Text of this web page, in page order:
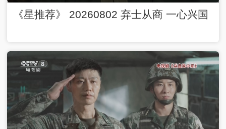
《星推荐》 20260802 弃士从商 一心兴国